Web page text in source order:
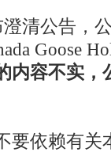
清公告，
Goose
内容不实，
要依赖有关